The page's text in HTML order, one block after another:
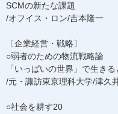
SCMの新たな課題
/オフイス・ロン/吉本隆一
〔企業経営・戦略〕
○弱者のための物流戦略論
「いっぱいの世界」で生きる
/元・諏訪東京理科大学/津久
○社会を耕す20